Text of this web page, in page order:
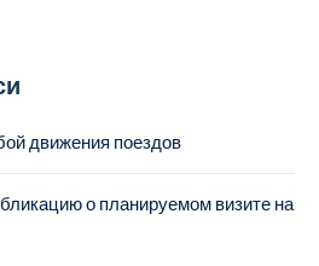
движения поездов
о планируемом визите на